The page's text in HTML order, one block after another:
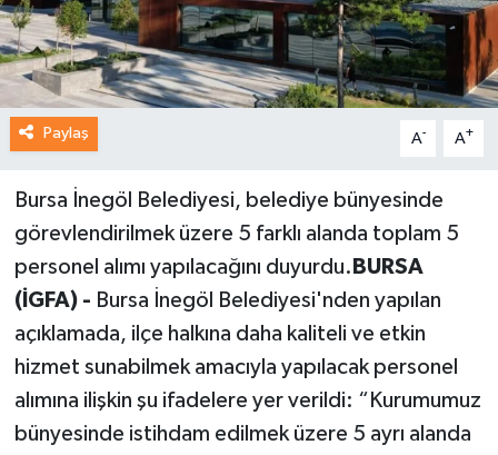
Paylaş A- A+
Bursa İnegöl Belediyesi, belediye bünyesinde
görevlendirilmek üzere 5 farklı alanda toplam 5
personel alımı yapılacağını duyurdu. BURSA
(İGFA) - Bursa İnegöl Belediyesi'nden yapılan
açıklamada, ilçe halkına daha kaliteli ve etkin
hizmet sunabilmek amacıyla yapılacak personel
alımına ilişkin şu ifadelere yer verildi: “Kurumumuz
bünyesinde istihdam edilmek üzere 5 ayrı alanda